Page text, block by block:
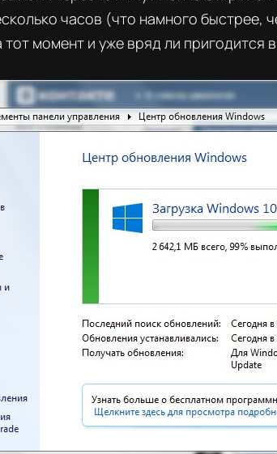
часов (что намного быстрее,
тот момент и уже вряд ли